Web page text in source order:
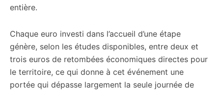
entière.
Chaque euro investi dans l’accueil d’une étape
génère, selon les études disponibles, entre deux et
trois euros de retombées économiques directes pour
le territoire, ce qui donne à cet événement une
portée qui dépasse largement la seule journée de